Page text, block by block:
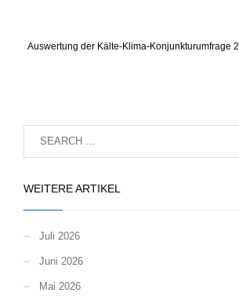
Auswertung der Kälte-Klima-Konjunkturumfrage
WEITERE ARTIKEL
Juli 2026
Juni 2026
Mai 2026